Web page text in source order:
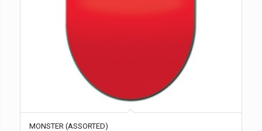
MONSTER (ASSORTED)